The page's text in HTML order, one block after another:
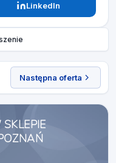
Następna oferta
LinkedIn